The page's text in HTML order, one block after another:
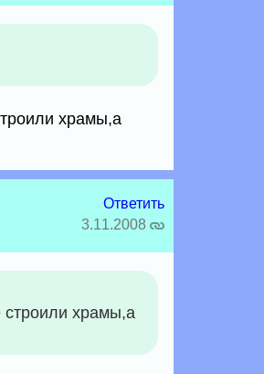
храмы,а
Ответить
3.11.2008
строили храмы,а